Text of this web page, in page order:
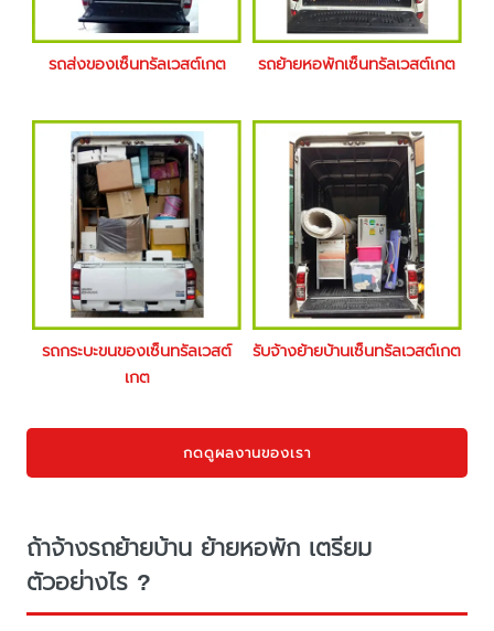
รถส่งของเซ็นทรัลเวสต์เกต รถย้ายหอพักเซ็นทรัลเวสต์เกต
รถกระบะขนของเซ็นทรัลเวสต์
เกต
รับจ้างย้ายบ้านเซ็นทรัลเวสต์เกต
กดดูผลงานของเรา
ถ้าจ้างรถย้ายบ้าน ย้ายหอพัก เตรียม
ตัวอย่างไร ?